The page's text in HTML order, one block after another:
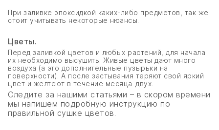
При заливке эпоксидкой каких-либо предметов, так же
стоит учитывать некоторые нюансы.
Цветы.
Перед заливкой цветов и любых растений, для начала
их необходимо высушить. Живые цветы дают много
воздуха (а это дополнительные пузырьки на
поверхности). А после застывания теряют свой яркий
цвет и желтеют в течение месяца-двух.
Следите за нашими статьями – в скором времени
мы напишем подробную инструкцию по
правильной сушке цветов.